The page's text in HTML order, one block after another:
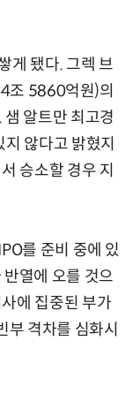
게 됐다. 그렉 브
조 5860억원)의
알트만 최고경
않다고 밝혔지
승소할 경우 지
를 준비 중에 있
열에 오를 것으
에 집중된 부가
부 격차를 심화시